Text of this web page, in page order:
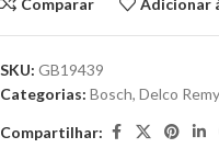
Comparar Adicionar
SKU: GB19439
Categorias: Bosch, Delco Remy
Compartilhar: